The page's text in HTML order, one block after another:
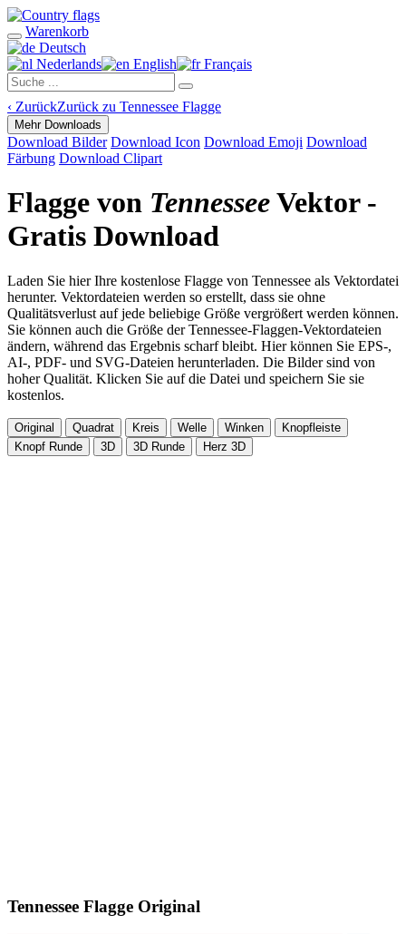
Warenkorb
Deutsch
Nederlands
English Français
‹ ZurückZurück zu Tennessee Flagge
Mehr Downloads
Download Bilder Download Icon Download Emoji Download
Färbung Download Clipart
Flagge von TennesseeVektor -
Gratis Download
Laden Sie hier Ihre kostenlose Flagge von Tennessee als Vektordatei
herunter. Vektordateien werden so erstellt, dass sie ohne
Qualitätsverlust auf jede beliebige Größe vergrößert werden können.
Sie können auch die Größe der Tennessee-Flaggen-Vektordateien
ändern, während das Ergebnis scharf bleibt. Hier können Sie EPS-,
AI-, PDF- und SVG-Dateien herunterladen. Die Bilder sind von
hoher Qualität. Klicken Sie auf die Datei und speichern Sie sie
kostenlos.
Original Quadrat Kreis Welle Winken
Knopfleiste
Knopf Runde
3D 3D Runde Herz 3D
Tennessee Flagge Original